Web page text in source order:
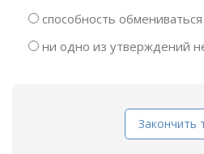
способность
ни одно из утверждений
Закончить